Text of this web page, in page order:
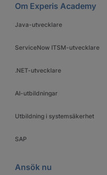
Om Experis Academy
Java-utvecklare
ServiceNow ITSM-utvecklare
.NET-utvecklare
AI-utbildningar
Utbildning i systemsäkerhet
SAP
Ansök nu